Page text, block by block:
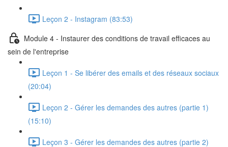
Leçon 2 - Instagram (83:53)
Module 4 - Instaurer des conditions de travail efficaces au
sein de l'entreprise
Leçon 1 - Se libérer des emails et des réseaux sociaux
(20:04)
Leçon 2 - Gérer les demandes des autres (partie 1)
(15:10)
Leçon 3 - Gérer les demandes des autres (partie 2)